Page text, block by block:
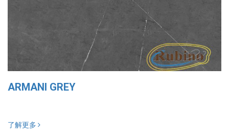
ARMANI GREY
了解更多